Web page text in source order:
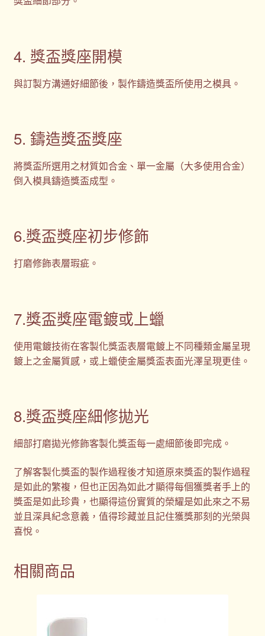
4. 獎盃獎座開模
與訂製方溝通好細節後，製作鑄造獎盃所使用之模具。
5. 鑄造獎盃獎座
將獎盃所選用之材質如合金、單一金屬（大多使用合金）
倒入模具鑄造獎盃成型。
6.獎盃獎座初步修飾
打磨修飾表層瑕疵。
7.獎盃獎座電鍍或上蠟
使用電鍍技術在客製化獎盃表層電鍍上不同種類金屬呈現
鍍上之金屬質感，或上蠟使金屬獎盃表面光澤呈現更佳。
8.獎盃獎座細修拋光
細部打磨拋光修飾客製化獎盃每一處細節後即完成。
了解客製化獎盃的製作過程後才知道原來獎盃的製作過程
是如此的繁複，但也正因為如此才顯得每個獲獎者手上的
獎盃是如此珍貴，也顯得這份實質的榮耀是如此來之不易
並且深具紀念意義，值得珍藏並且記住獲獎那刻的光榮與
喜悅。
相關商品